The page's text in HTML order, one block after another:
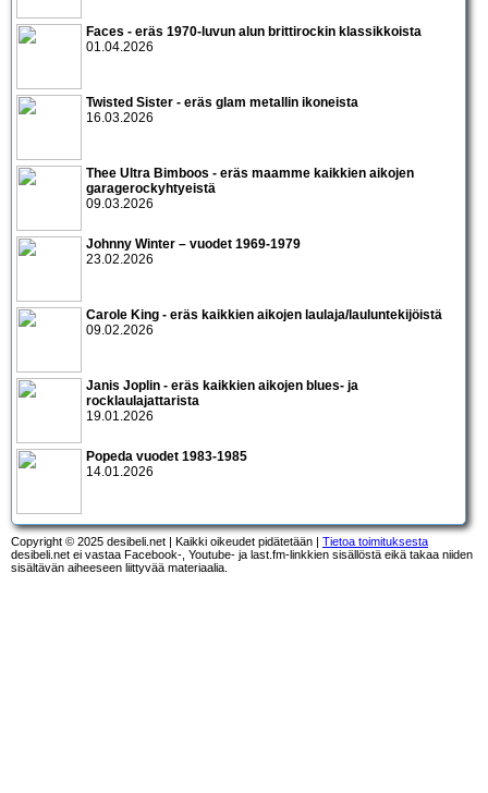
Faces - eräs 1970-luvun alun brittirockin klassikkoista
01.04.2026
Twisted Sister - eräs glam metallin ikoneista
16.03.2026
Thee Ultra Bimboos - eräs maamme kaikkien aikojen
garagerockyhtyeistä
09.03.2026
Johnny Winter – vuodet 1969-1979
23.02.2026
Carole King - eräs kaikkien aikojen laulaja/lauluntekijöistä
09.02.2026
Janis Joplin - eräs kaikkien aikojen blues- ja
rocklaulajattarista
19.01.2026
Popeda vuodet 1983-1985
14.01.2026
Copyright © 2025 desibeli.net | Kaikki oikeudet pidätetään | Tietoa toimituksesta
desibeli.net ei vastaa Facebook-, Youtube- ja last.fm-linkkien sisällöstä eikä takaa niiden
sisältävän aiheeseen liittyvää materiaalia.